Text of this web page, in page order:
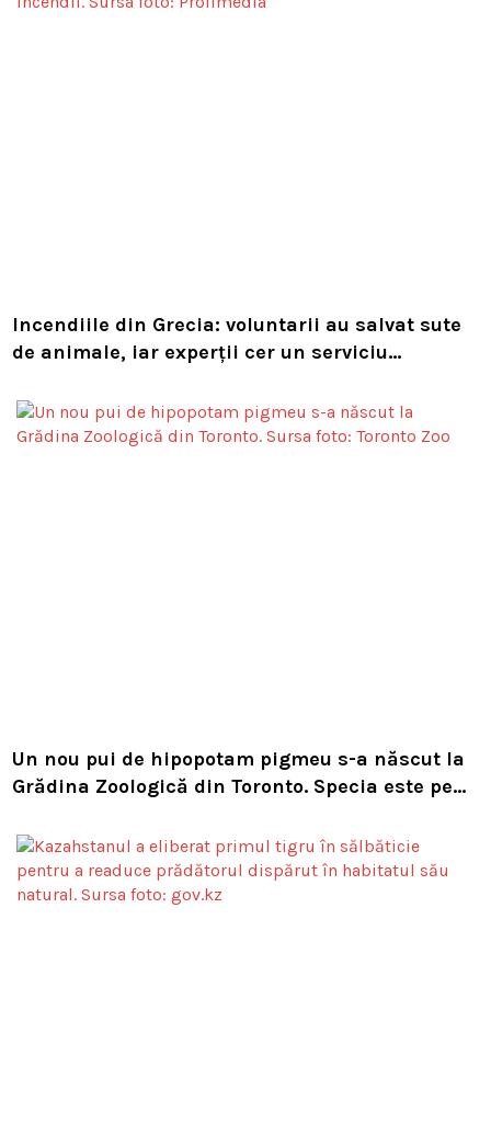
Incendiile din Grecia: voluntarii au salvat sute
de animale, iar experții cer un serviciu
Un nou pui de hipopotam pigmeu s-a născut la
Grădina Zoologică din Toronto. Specia este pe